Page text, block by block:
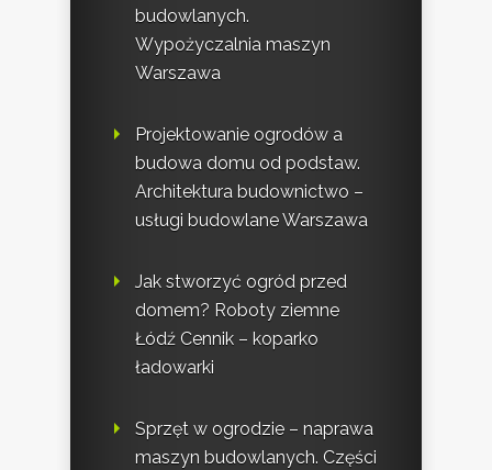
budowlanych.
Wypożyczalnia maszyn
Warszawa
Projektowanie ogrodów a
budowa domu od podstaw.
Architektura budownictwo –
usługi budowlane Warszawa
Jak stworzyć ogród przed
domem? Roboty ziemne
Łódź Cennik – koparko
ładowarki
Sprzęt w ogrodzie – naprawa
maszyn budowlanych. Części